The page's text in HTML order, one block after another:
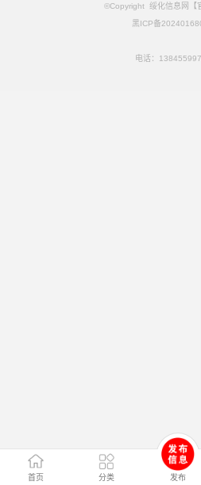
首页 分类 发布
©Copyright 绥化信息网【
黑ICP备
电话：